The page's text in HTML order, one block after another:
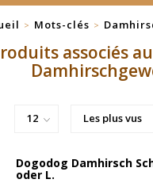
> Mots-clés >
associés
Dogodog Damhirsch
oder L.